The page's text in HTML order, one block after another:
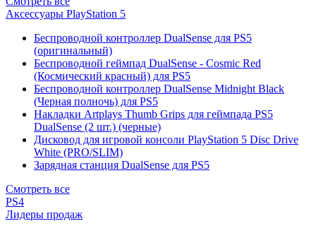
Аксессуары PlayStation 5
Беспроводной контроллер DualSense для PS5
(оригинальный)
Беспроводной геймпад DualSense - Cosmic Red
(Космический красный) для PS5
Беспроводной контроллер DualSense Midnight Black
(Черная полночь) для PS5
Накладки Artplays Thumb Grips для геймпада PS5
DualSense (2 шт.) (черные)
Дисковод для игровой консоли PlayStation 5 Disc Drive
White (PRO/SLIM)
Зарядная станция DualSense для PS5
Смотреть все
PS4
Лидеры продаж